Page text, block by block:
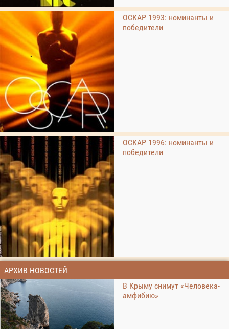
ОСКАР 1993: номинанты и
победители
ОСКАР 1996: номинанты и
победители
АРХИВ НОВОСТЕЙ
В Крыму снимут «Человека-
амфибию»